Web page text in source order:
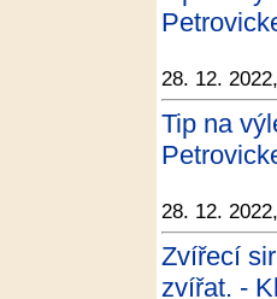
28. 12.
Tip na
28. 12.
Zvířecí
zvířat. -